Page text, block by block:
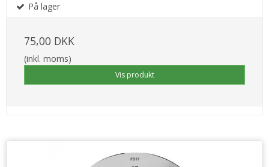
På lager
75,00 DKK
(inkl. moms)
Vis produkt